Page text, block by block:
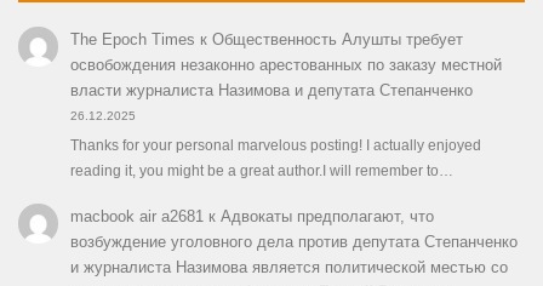
The Epoch Times к Общественность Алушты требует
освобождения незаконно арестованных по заказу местной
власти журналиста Назимова и депутата Степанченко
26.12.2025
Thanks for your personal marvelous posting! I actually enjoyed
reading it, you might be a great author.I will remember to…
macbook air a2681к Адвокаты предполагают, что
возбуждение уголовного дела против депутата Степанченко
и журналиста Назимова является политической местью со